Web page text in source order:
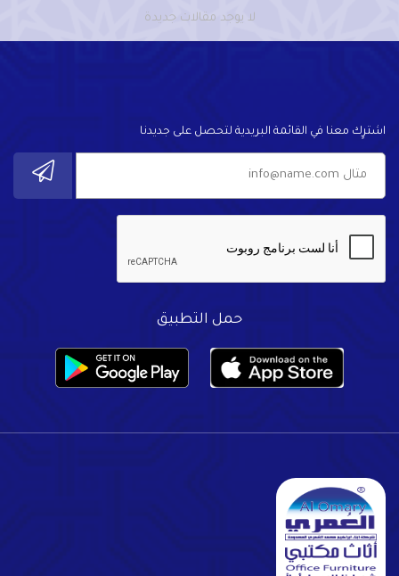
لا يوجد مقالات جديدة
اشترٍك معنا في القائمة البريدية لتحصل على جديدنا
حمل التطبيق